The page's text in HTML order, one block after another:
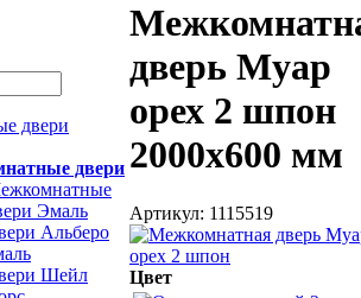
двери
двери
Эмаль
Альберо
Шейл
дверь Муар
орех 2 шпон
2000х600 мм
Артикул: 1115519
Цвет